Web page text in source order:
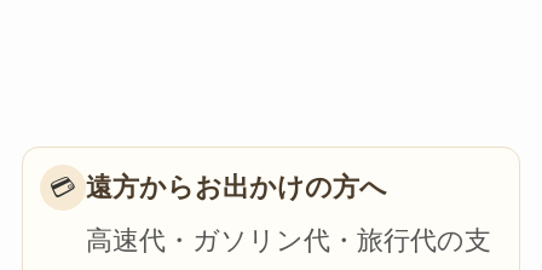
💳 遠方からお出かけの方へ
高速代・ガソリン代・旅行代の支